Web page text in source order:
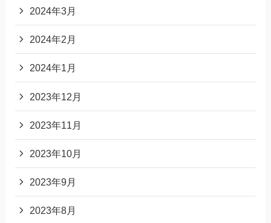
2024年3月
2024年2月
2024年1月
2023年12月
2023年11月
2023年10月
2023年9月
2023年8月